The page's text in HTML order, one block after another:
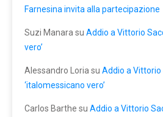
Farnesina invita alla partecipazione
Suzi Manara su Addio a Vittorio
vero’
Alessandro Loria su Addio a Vittorio
‘italomessicano vero’
Carlos Barthe su Addio a Vittorio